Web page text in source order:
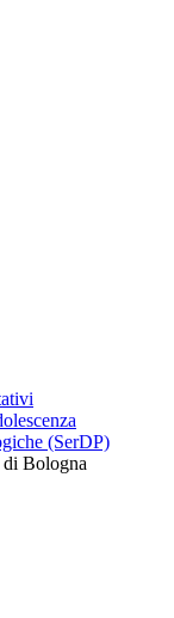
(SerDP)
di Bologna